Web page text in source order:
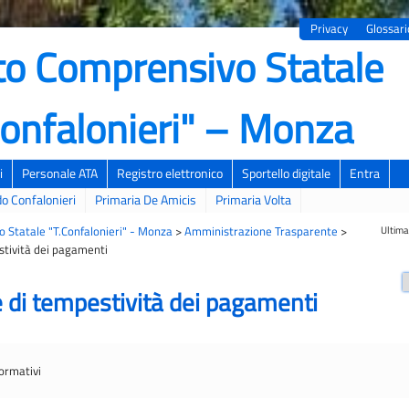
Privacy
Comprensivo Statale
– Monza
1° grado "Confalonieri" – Primaria "De Amicis" –
Personale ATA Registro elettronico Sportello digitale Entra
Confalonieri Primaria De Amicis Primaria Volta
Statale "T.Confalonieri" - Monza >Amministrazione Trasparente >
dei pagamenti
di tempestività dei pagamenti